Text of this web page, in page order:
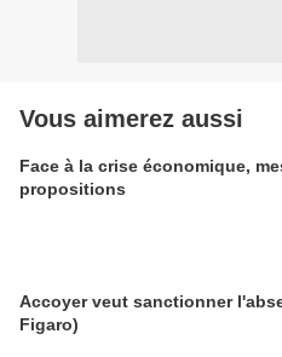
Vous aimerez aussi
Face à la crise économique,
propositions
Accoyer veut sanctionner
Figaro)